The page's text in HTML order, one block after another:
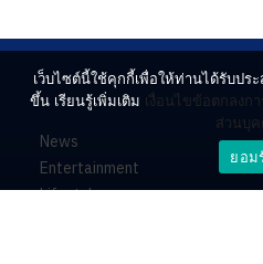
News
Entertainment
Lifestyle
เว็บไซต์นี้ใช้คุกกี้เพื่อให้ท่านได้รับปร
ขึ้น เรียนรู้เพิ่มเติม เงื่อนไขข้อตกลงก
ส่วนบุ
ยอม